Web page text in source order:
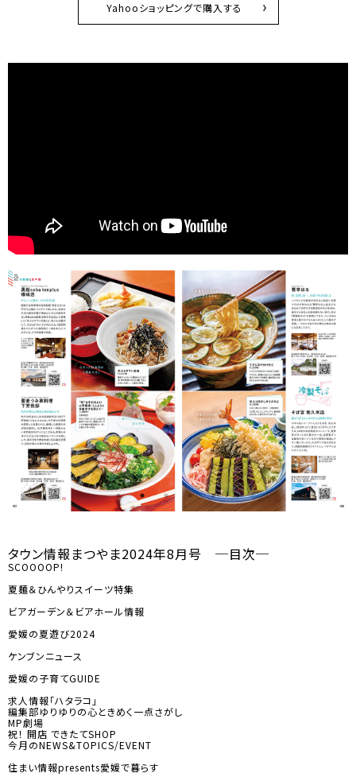
Yahooショッピングで購入する
タウン情報まつやま2024年8月号 ─目次─
SCOOOOP!
夏麺＆ひんやりスイーツ特集
ビアガーデン＆ビアホール情報
愛媛の夏遊び2024
ケンブンニュース
愛媛の子育てGUIDE
求人情報「ハタラコ」
編集部ゆりゆりの心ときめく一点さがし
MP劇場
祝！ 開店 できたてSHOP
今月のNEWS&TOPICS/EVENT
住まい情報presents愛媛で暮らす